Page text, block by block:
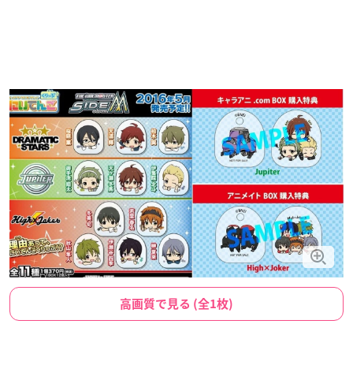
高画質で見る (全1枚)